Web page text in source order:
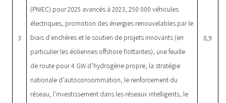
3
(PNIEC) pour 2025 avancés à 2023, 250 000 véhicules
électriques, promotion des énergies renouvelables par le
biais d'enchères et le soutien de projets innovants (en
particulier les éoliennes offshore flottantes), une feuille
de route pour 4 GW d’hydrogène propre, la stratégie
nationale d’autoconsommation, le renforcement du
réseau, l'investissement dans les réseaux intelligents, le
8,9